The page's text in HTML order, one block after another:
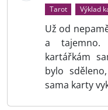
Tarot Výklad
Už od
a tajemno.
kartářkám
bylo
sama karty